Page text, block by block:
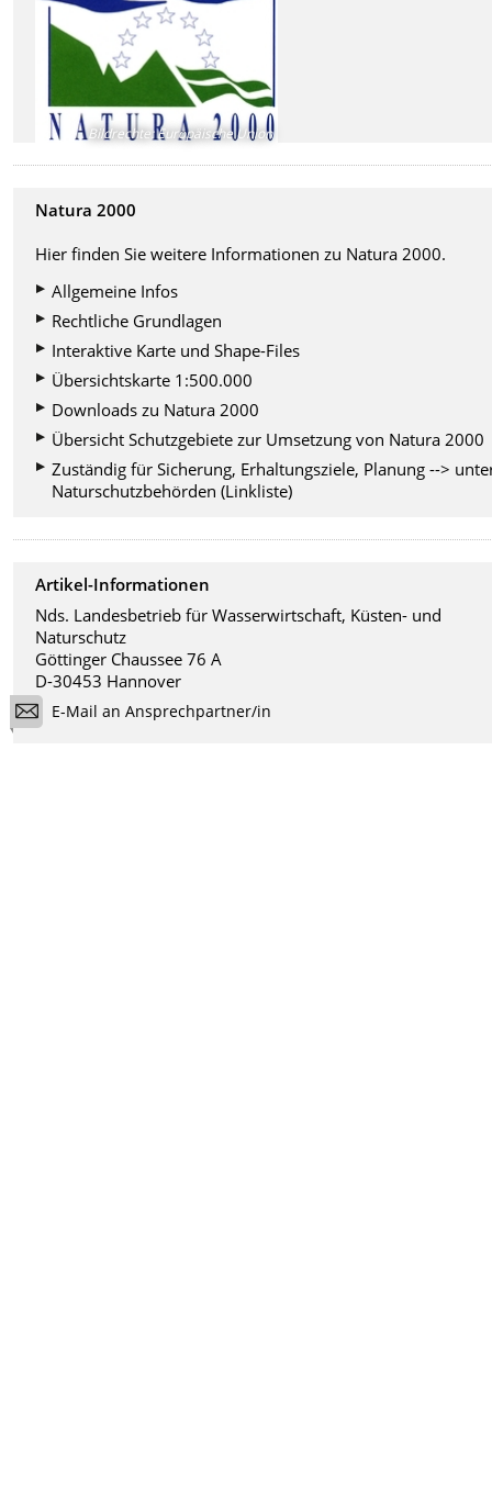
Bildrechte:Europäische Union
Natura 2000
Hier finden Sie weitere Informationen zu Natura 2000.
Allgemeine Infos
Rechtliche Grundlagen
Interaktive Karte und Shape-Files
Übersichtskarte 1:500.000
Downloads zu Natura 2000
Übersicht Schutzgebiete zur Umsetzung von Natura 2000
Zuständig für Sicherung, Erhaltungsziele, Planung -->
Naturschutzbehörden (Linkliste)
Artikel-Informationen
Nds. Landesbetrieb für Wasserwirtschaft, Küsten- und
Naturschutz
Göttinger Chaussee 76 A
D-30453 Hannover
E-Mail an Ansprechpartner/in